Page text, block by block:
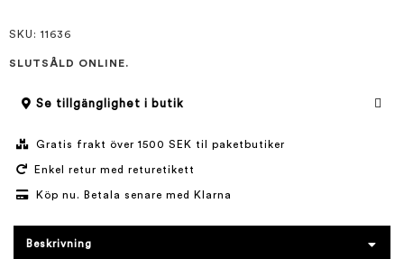
SKU : 11636
SLUTSÅLD ONLINE.
Se tillgänglighet i butik
Gratis frakt över 1500 SEK til paketbutiker
Enkel retur med returetikett
Köp nu. Betala senare med Klarna
Beskrivning